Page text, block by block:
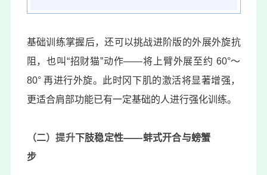
基础训练掌握后，还可以挑战进阶版的外展外旋抗
阻，也叫“招财猫”动作——将上臂外展至约 60°～
80° 再进行外旋。此时冈下肌的激活将显著增强，
更适合肩部功能已有一定基础的人进行强化训练。
（二）提升下肢稳定性——蚌式开合与螃蟹
步